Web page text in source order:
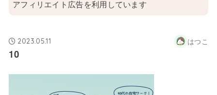
アフィリエイト広告を利用しています
2023.05.11 はつこ
10